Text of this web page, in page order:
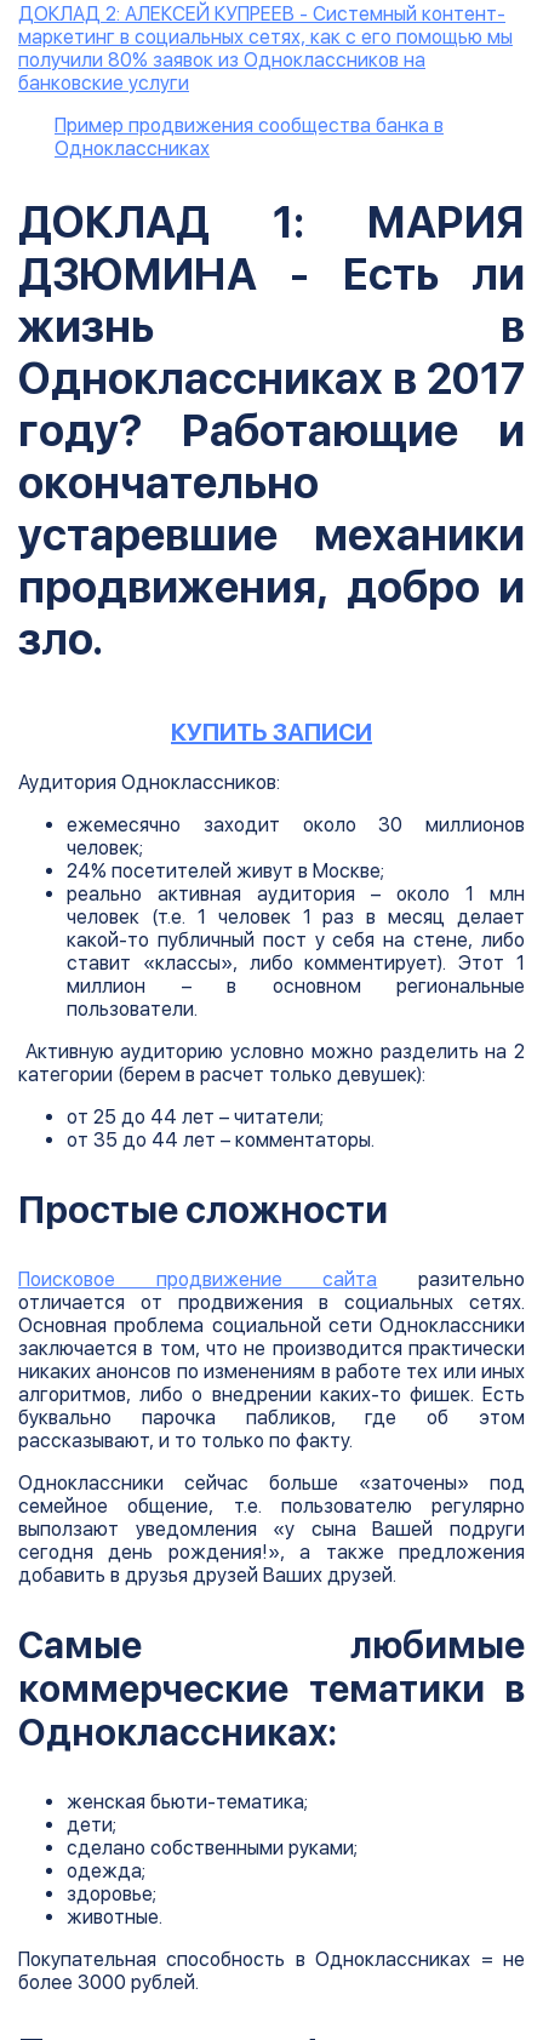
ДОКЛАД 2: АЛЕКСЕЙ КУПРЕЕВ - Системный контент-
маркетинг в социальных сетях, как с его помощью мы
получили 80% заявок из Одноклассников на
банковские услуги
Пример продвижения сообщества банка в
Одноклассниках
ДОКЛАД 1: МАРИЯ
ДЗЮМИНА - Есть ли
жизнь в
Одноклассниках в 2017
году? Работающие и
окончательно
устаревшие механики
продвижения, добро и
зло.
КУПИТЬ ЗАПИСИ
Аудитория Одноклассников:
ежемесячно заходит около 30 миллионов
человек;
24% посетителей живут в Москве;
реально активная аудитория – около 1 млн
человек (т.е. 1 человек 1 раз в месяц делает
какой-то публичный пост у себя на стене, либо
ставит «классы», либо комментирует). Этот 1
миллион – в основном региональные
пользователи.
Активную аудиторию условно можно разделить на 2
категории (берем в расчет только девушек):
от 25 до 44 лет – читатели;
от 35 до 44 лет – комментаторы.
Простые сложности
Поисковое продвижение сайта разительно
отличается от продвижения в социальных сетях.
Основная проблема социальной сети Одноклассники
заключается в том, что не производится практически
никаких анонсов по изменениям в работе тех или иных
алгоритмов, либо о внедрении каких-то фишек. Есть
буквально парочка пабликов, где об этом
рассказывают, и то только по факту.
Одноклассники сейчас больше «заточены» под
семейное общение, т.е. пользователю регулярно
выползают уведомления «у сына Вашей подруги
сегодня день рождения!», а также предложения
добавить в друзья друзей Ваших друзей.
Самые любимые
коммерческие тематики в
Одноклассниках:
женская бьюти-тематика;
дети;
сделано собственными руками;
одежда;
здоровье;
животные.
Покупательная способность в Одноклассниках = не
более 3000 рублей.